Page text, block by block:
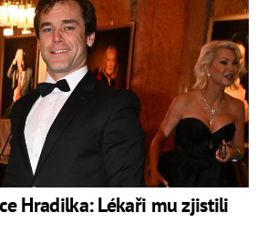
Hradilka: Lékaři mu zjistili